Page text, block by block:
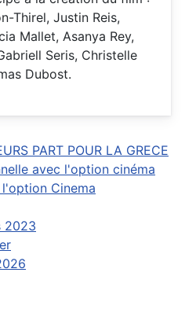
Thirel, Justin Reis,
Mallet, Asanya Rey,
Seris, Christelle
Dubost.
PART POUR LA GRECE
avec l'option cinéma
Cinema
2023